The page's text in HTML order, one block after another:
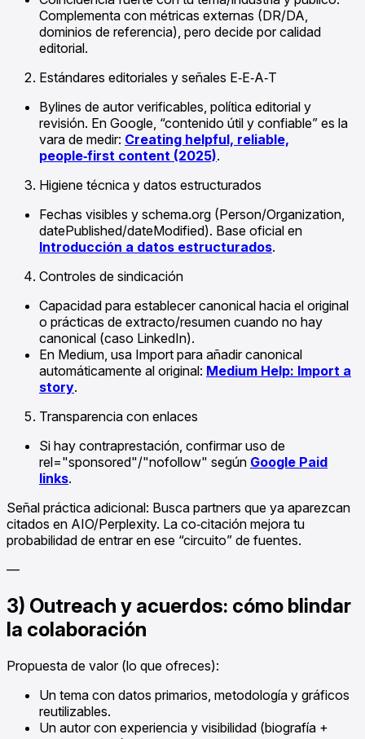
Complementa con métricas externas (DR/DA,
dominios de referencia), pero decide por calidad
editorial.
Estándares editoriales y señales E‑E‑A‑T
Bylines de autor verificables, política editorial y
revisión. En Google, “contenido útil y confiable” es la
vara de medir: Creating helpful, reliable,
people‑first content (2025).
Higiene técnica y datos estructurados
Fechas visibles y schema.org (Person/Organization,
datePublished/dateModified). Base oficial en
Introducción a datos estructurados.
Controles de sindicación
Capacidad para establecer canonical hacia el original
o prácticas de extracto/resumen cuando no hay
canonical (caso LinkedIn).
En Medium, usa Import para añadir canonical
automáticamente al original: Medium Help: Import a
story.
Transparencia con enlaces
Si hay contraprestación, confirmar uso de
rel="sponsored"/"nofollow" según Google Paid
links.
Señal práctica adicional: Busca partners que ya aparezcan
citados en AIO/Perplexity. La co‑citación mejora tu
probabilidad de entrar en ese “circuito” de fuentes.
—
3) Outreach y acuerdos: cómo blindar
la colaboración
Propuesta de valor (lo que ofreces):
Un tema con datos primarios, metodología y gráficos
reutilizables.
Un autor con experiencia y visibilidad (biografía +